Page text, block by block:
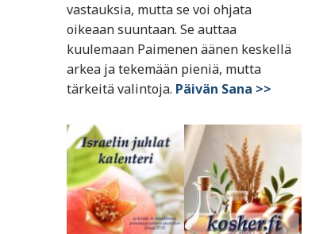
vastauksia, mutta se voi ohjata
oikeaan suuntaan. Se auttaa
kuulemaan Paimenen äänen keskellä
arkea ja tekemään pieniä, mutta
tärkeitä valintoja. Päivän Sana >>